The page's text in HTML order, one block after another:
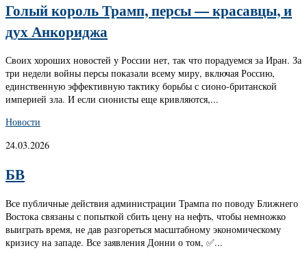
Голый король Трамп, персы — красавцы, и
дух Анкориджа
Своих хороших новостей у России нет, так что порадуемся за Иран. За
три недели войны персы показали всему миру, включая Россию,
единственную эффективную тактику борьбы с сионо-британской
империей зла. И если сионисты еще кривляются,...
Новости
24.03.2026
БВ
Все публичные действия администрации Трампа по поводу Ближнего
Востока связаны с попыткой сбить цену на нефть, чтобы немножко
выиграть время, не дав разгореться масштабному экономическому
кризису на западе. Все заявления Донни о том, ✅...